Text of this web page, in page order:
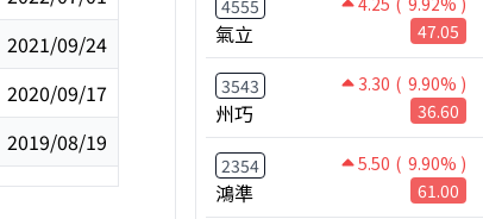
2021/09/24
2020/09/17
2019/08/19
4555
氣立 47.05
3543 3.30 ( 9.90% )
州巧 36.60
2354 5.50 ( 9.90% )
鴻準 61.00